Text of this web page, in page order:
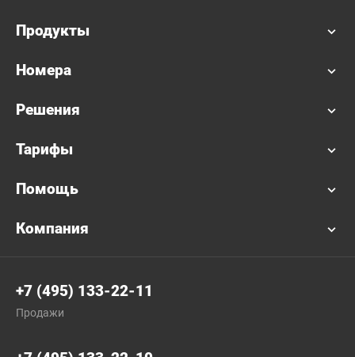
Продукты
Номера
Решения
Тарифы
Помощь
Компания
+7 (495) 133-22-11
Продажи